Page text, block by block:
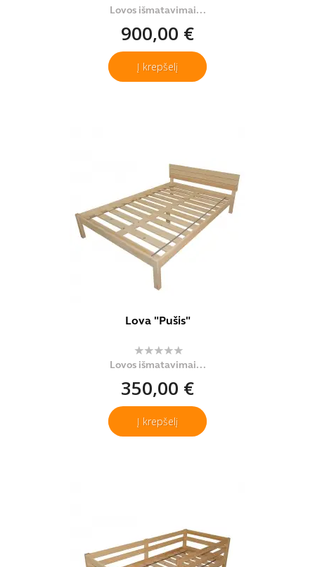
Lovos išmatavimai...
900,00 €
Į krepšelį
Lova "Pušis"
Lovos išmatavimai...
350,00 €
Į krepšelį